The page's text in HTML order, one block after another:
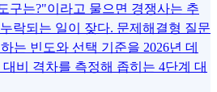
구는?"이라고 물으면 경쟁사는 추
락되는 일이 잦다. 문제해결형 질문
는 빈도와 선택 기준을 2026년 데
비 격차를 측정해 좁히는 4단계 대